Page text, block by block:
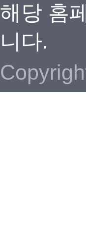
해당 홈
니다.